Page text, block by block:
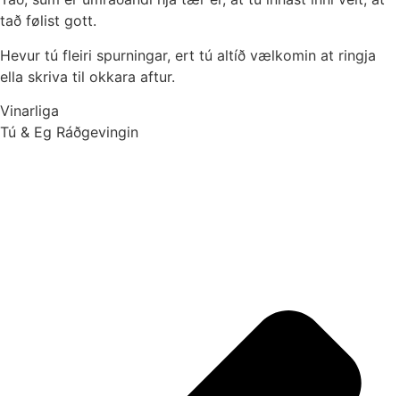
tað følist gott.
Hevur tú fleiri spurningar, ert tú altíð vælkomin at ringja
ella skriva til okkara aftur.
Vinarliga
Tú & Eg Ráðgevingin